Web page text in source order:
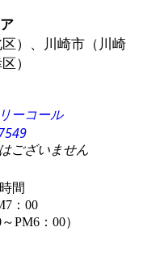
）、川崎市（川崎
）
ーコール
ございません
間
：00
PM6：00）